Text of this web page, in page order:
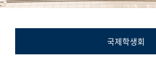
국제학생회